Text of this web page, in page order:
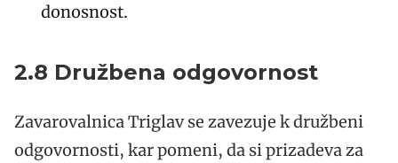
donosnost.
2.8 Družbena odgovornost
Zavarovalnica Triglav se zavezuje k družbeni
odgovornosti, kar pomeni, da si prizadeva za